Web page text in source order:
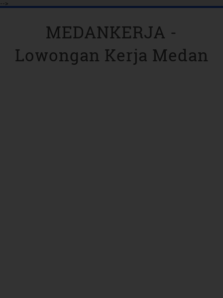
-->
MEDANKERJA -
Lowongan Kerja Medan